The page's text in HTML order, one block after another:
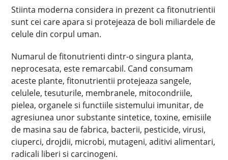
Stiinta moderna considera in prezent ca fitonutrientii
sunt cei care apara si protejeaza de boli miliardele de
celule din corpul uman.
Numarul de fitonutrienti dintr-o singura planta,
neprocesata, este remarcabil. Cand consumam
aceste plante, fitonutrientii protejeaza sangele,
celulele, tesuturile, membranele, mitocondriile,
pielea, organele si functiile sistemului imunitar, de
agresiunea unor substante sintetice, toxine, emisiile
de masina sau de fabrica, bacterii, pesticide, virusi,
ciuperci, drojdii, microbi, mutageni, aditivi alimentari,
radicali liberi si carcinogeni.